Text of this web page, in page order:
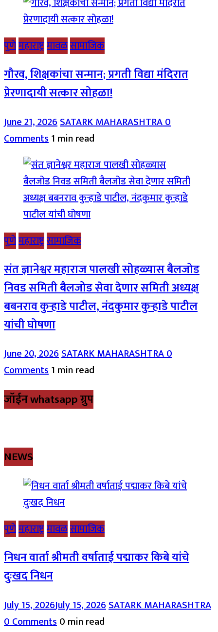
पुणेमहाराष्ट्रमावळसामाजिक
गौरव, शिक्षकांचा सन्मान; प्रगती विद्या मंदिरात
प्रेरणादायी सत्कार सोहळा!
June 21, 2026SATARK MAHARASHTRA0
Comments1 min read
पुणेमहाराष्ट्रसामाजिक
संत ज्ञानेश्वर महाराज पालखी सोहळ्यास बैलजोड
निवड समिती बैलजोड सेवा देणार समिती अध्यक्ष
बबनराव कुऱ्हाडे पाटील, नंदकुमार कुऱ्हाडे पाटील
यांची घोषणा
June 20, 2026SATARK MAHARASHTRA0
Comments1 min read
जॉईन whatsapp ग्रुप
NEWS
पुणेमहाराष्ट्रमावळसामाजिक
निधन वार्ता श्रीमती वर्षाताई पद्माकर किबे यांचे
दुःखद निधन
July 15, 2026July 15, 2026SATARK MAHARASHTRA
0 Comments0 min read